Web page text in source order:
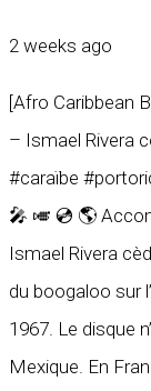
2 weeks ago
[Afro Caribbean
– Ismael Rivera
#caraïbe
🎤 🎺 💿 🌎
Ismael Rivera
du boogaloo sur
1967. Le disque
Mexique. En